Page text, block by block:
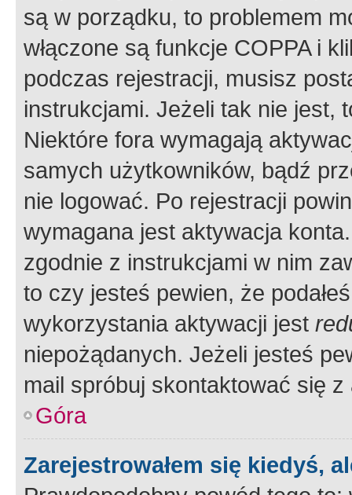
są w porządku, to problemem
włączone są funkcje COPPA i
podczas rejestracji, musisz
instrukcjami. Jeżeli tak nie jest,
Niektóre fora wymagają
samych użytkowników, bądź
nie logować. Po rejestracji
wymagana jest aktywacja
zgodnie z instrukcjami w nim
to czy jesteś pewien, że
wykorzystania aktywacji jest
niepożądanych. Jeżeli jesteś
mail spróbuj skontaktować się
Góra
Zarejestrowałem się kiedyś,